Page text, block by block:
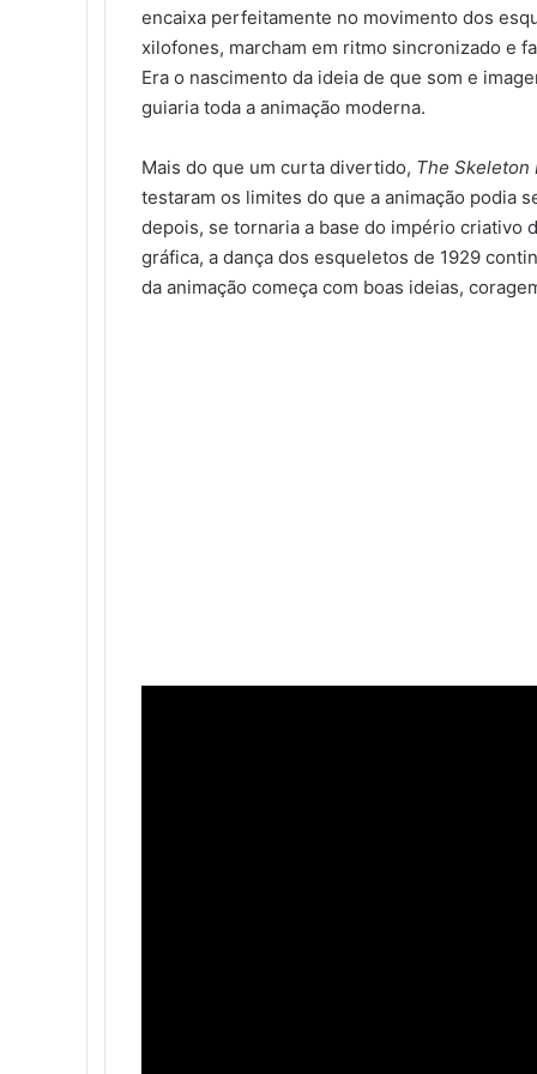
encaixa perfeitamente no movimento dos
xilofones, marcham em ritmo sincronizado e
Era o nascimento da ideia de que som e
guiaria toda a animação moderna.
Mais do que um curta divertido, The Skeleton
testaram os limites do que a animação podia
depois, se tornaria a base do império criativo
gráfica, a dança dos esqueletos de 1929
da animação começa com boas ideias,